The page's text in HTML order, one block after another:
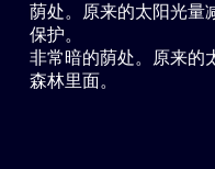
荫处。原来的太阳光量
保护。
非常暗的荫处。原来的
森林里面。